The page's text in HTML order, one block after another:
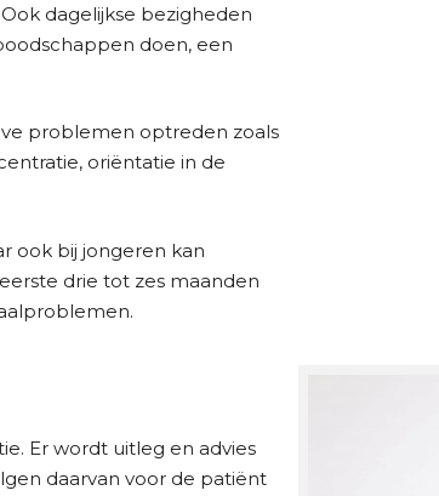
dagelijkse bezigheden
doen, een
problemen optreden zoals
oriëntatie in de
ook bij jongeren kan
drie tot zes maanden
Er wordt uitleg en advies
daarvan voor de patiënt